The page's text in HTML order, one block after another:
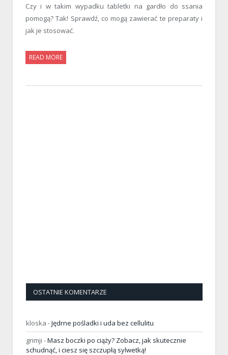
Czy i w takim wypadku tabletki na gardło do ssania
pomogą? Tak! Sprawdź, co mogą zawierać te preparaty i
jak je stosować.
READ MORE
OSTATNIE KOMENTARZE
kloska -Jędrne pośladki i uda bez cellulitu
grimji -Masz boczki po ciąży? Zobacz, jak skutecznie
schudnąć, i ciesz się szczupłą sylwetką!